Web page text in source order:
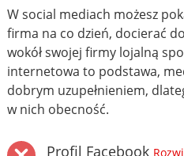
W social mediach możesz
firma na co dzień, docierać
wokół swojej firmy lojalną
internetowa to podstawa,
dobrym uzupełnieniem,
w nich obecność.
Profil Facebook